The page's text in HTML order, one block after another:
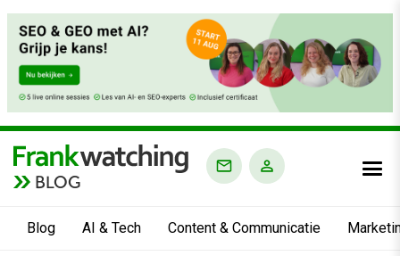
BLOG
Blog AI & Tech Content & Communicatie